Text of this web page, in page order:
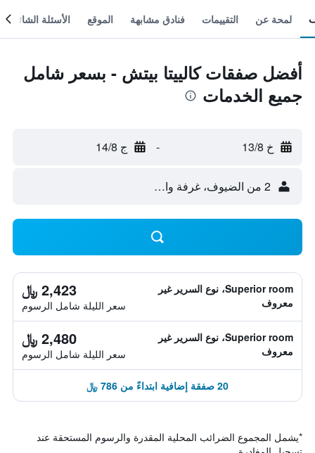
لمحة عن التقييمات فنادق مشابهة الموقع الأسئلة الشائعة
أفضل صفقات كالييتا بيتش - بسعر شامل
جميع الخدمات
خ 13/8 - ج 14/8
2 من الضيوف، غرفة واحدة
Superior room، نوع السرير غير
معروف
2,423 ﷼
سعر الليلة شامل الرسوم
Superior room، نوع السرير غير
معروف
2,480 ﷼
سعر الليلة شامل الرسوم
20 صفقة إضافية ابتداءً من 786 ﷼
*يشمل المجموع الضرائب المحلية المقدرة والرسوم المستحقة عند